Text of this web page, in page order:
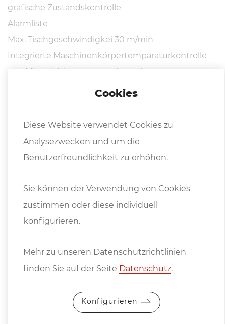
grafische Zustandskontrolle
Alarmliste
Max. Tischgeschwindigkei 30 m/min
Integrierte Maschinenkörpertemparaturkontrolle
Turcidbeschichtete Doppel-V-Führungen
Hydraulischer Tischantrieb mit Kühlung
Motoren für präzise Positionierung in der X- und Z-
Achse
Automatische Schmierung mit einem
Druckabfall
Elektro-Magnetspannplatte 2x 1000 x 600 mm
Kühlmitteleinrichtung mit aut. Papierfilter und
automatische Abziehvorrichtung am Tisch
montiert, ohne Diamant, mit automatischer
Schleifscheibenflansch mit 1 Schleifscheibe
Schleifscheibenauswuchtwaage
Cookies
Diese Website verwendet Cookies zu
Analysezwecken und um die
Benutzerfreundlichkeit zu erhöhen.
Sie können der Verwendung von Cookies
zustimmen oder diese individuell
konfigurieren.
Mehr zu unseren Datenschutzrichtlinien
finden Sie auf der Seite Datenschutz.
Konfigurieren